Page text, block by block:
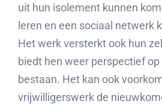
uit hun isolement kunnen
leren en een sociaal netwerk
Het werk versterkt ook hun
biedt hen weer perspectief op
bestaan. Het kan ook
vrijwilligerswerk de